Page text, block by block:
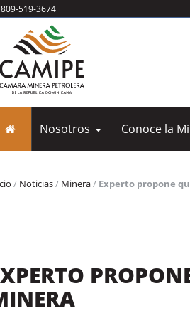
809-519-3674
Nosotros Conoce la
/ Noticias/ Minera/ Experto propone